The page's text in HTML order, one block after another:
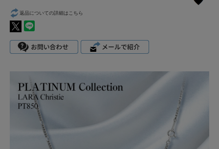
返品についての詳細はこちら